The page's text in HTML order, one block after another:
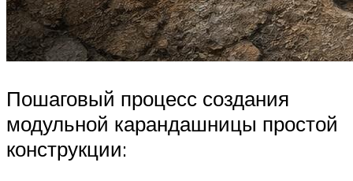
Пошаговый процесс создания
модульной карандашницы простой
конструкции: